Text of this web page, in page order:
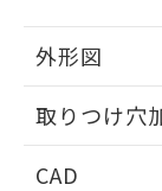
外形図
取りつけ穴
CAD
の
指
51物質
※本証明
るもの
また、
物質の